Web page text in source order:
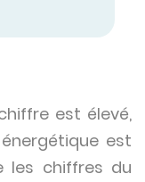
est élevé,
est
les chiffres du